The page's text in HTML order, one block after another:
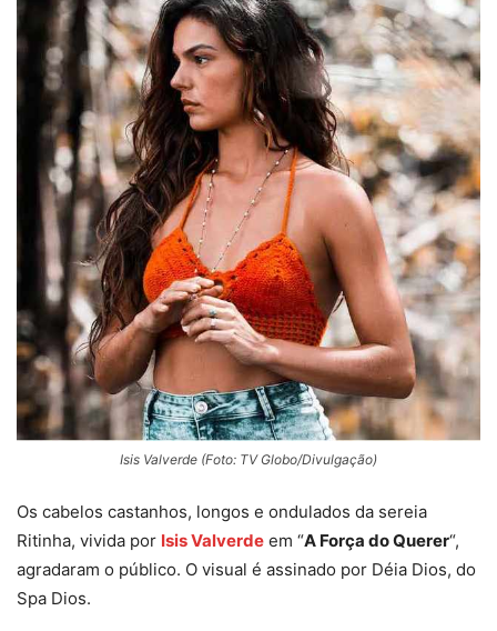
Isis Valverde (Foto: TV Globo/Divulgação)
Os cabelos castanhos, longos e ondulados da sereia
Ritinha, vivida por Isis Valverde em “A Força do Querer“,
agradaram o público. O visual é assinado por Déia Dios, do
Spa Dios.